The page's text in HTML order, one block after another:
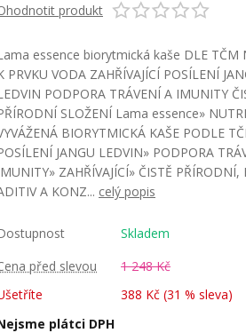
produkt
essence biorytmická kaše DLE TČM
PRVKU VODA ZAHŘÍVAJÍCÍ POSÍLENÍ
PODPORA TRÁVENÍ A IMUNITY
SLOŽENÍ Lama essence»
BIORYTMICKÁ KAŠE PODLE
JANGU LEDVIN» PODPORA
ZAHŘÍVAJÍCÍ» ČISTĚ PŘÍRODNÍ,
A KONZ... celý popis
Skladem
před slevou
1 248 Kč
388 Kč (31 % sleva)
plátci DPH